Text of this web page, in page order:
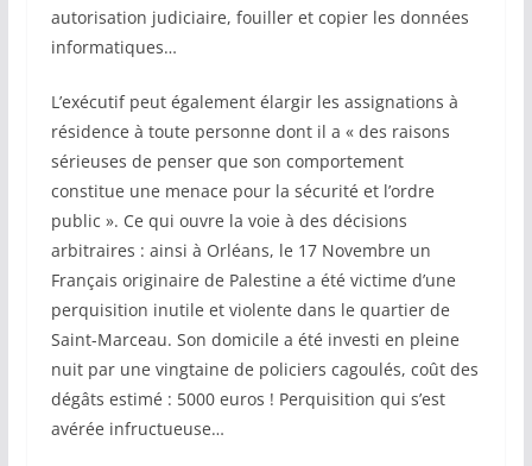
autorisation judiciaire, fouiller et copier les données
informatiques…
L’exécutif peut également élargir les assignations à
résidence à toute personne dont il a « des raisons
sérieuses de penser que son comportement
constitue une menace pour la sécurité et l’ordre
public ». Ce qui ouvre la voie à des décisions
arbitraires : ainsi à Orléans, le 17 Novembre un
Français originaire de Palestine a été victime d’une
perquisition inutile et violente dans le quartier de
Saint-Marceau. Son domicile a été investi en pleine
nuit par une vingtaine de policiers cagoulés, coût des
dégâts estimé : 5000 euros ! Perquisition qui s’est
avérée infructueuse…